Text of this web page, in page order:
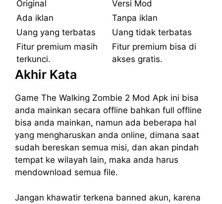
Original
Versi Mod
Ada iklan
Tanpa iklan
Uang yang terbatas
Uang tidak terbatas
Fitur premium masih
terkunci.
Fitur premium bisa di
akses gratis.
Akhir Kata
Game The Walking Zombie 2 Mod Apk ini bisa
anda mainkan secara offline bahkan full offline
bisa anda mainkan, namun ada beberapa hal
yang mengharuskan anda online, dimana saat
sudah bereskan semua misi, dan akan pindah
tempat ke wilayah lain, maka anda harus
mendownload semua file.
Jangan khawatir terkena banned akun, karena